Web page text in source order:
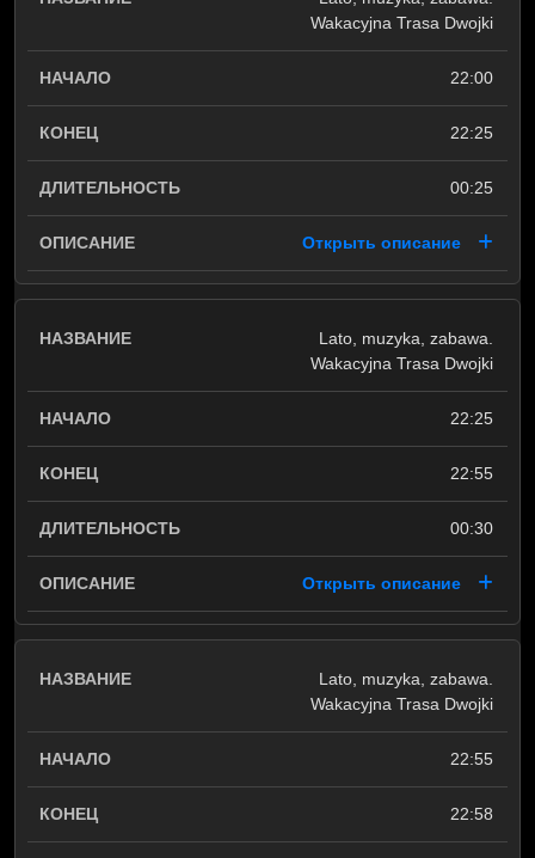
Wakacyjna Trasa Dwojki
22:00
22:25
00:25
Открыть описание
Lato, muzyka, zabawa.
Wakacyjna Trasa Dwojki
22:25
22:55
00:30
Открыть описание
Lato, muzyka, zabawa.
Wakacyjna Trasa Dwojki
22:55
22:58